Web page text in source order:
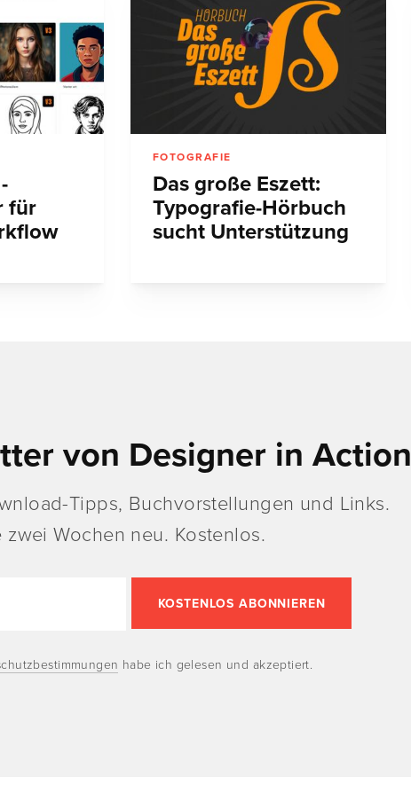
für
FOTOGRAFIE
Das große Eszett:
Typografie-Hörbuch
sucht Unterstützung
von Designer in Action
Tipps, Buchvorstellungen und Links.
zwei Wochen neu. Kostenlos.
habe ich gelesen und akzeptiert.